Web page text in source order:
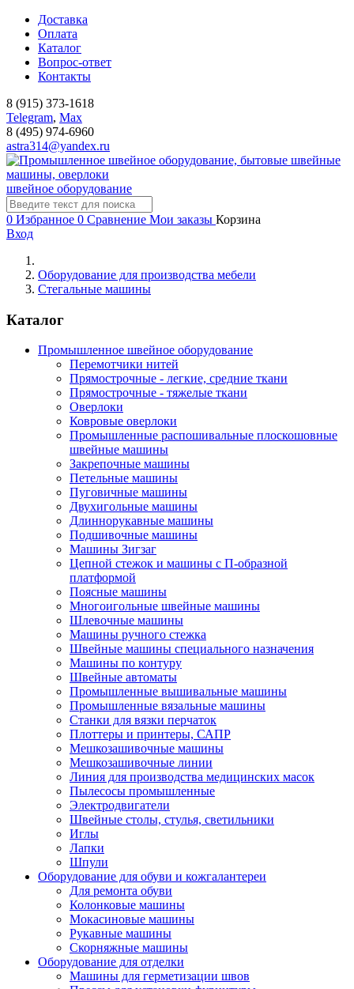
Доставка
Оплата
Каталог
Вопрос-ответ
Контакты
8 (915) 373-1618
Telegram, Мах
8 (495) 974-6960
astra314@yandex.ru
швейное оборудование
0 Избранное 0 Сравнение Мои заказы Корзина
Вход
Оборудование для производства мебели
Стегальные машины
Каталог
Промышленное швейное оборудование
Перемотчики нитей
Прямострочные - легкие, средние ткани
Прямострочные - тяжелые ткани
Оверлоки
Ковровые оверлоки
Промышленные распошивальные плоскошовные
швейные машины
Закрепочные машины
Петельные машины
Пуговичные машины
Двухигольные машины
Длиннорукавные машины
Подшивочные машины
Машины Зигзаг
Цепной стежок и машины с П-образной
платформой
Поясные машины
Многоигольные швейные машины
Шлевочные машины
Машины ручного стежка
Швейные машины специального назначения
Машины по контуру
Швейные автоматы
Промышленные вышивальные машины
Промышленные вязальные машины
Станки для вязки перчаток
Плоттеры и принтеры, САПР
Мешкозашивочные машины
Мешкозашивочные линии
Линия для производства медицинских масок
Пылесосы промышленные
Электродвигатели
Швейные столы, стулья, светильники
Иглы
Лапки
Шпули
Оборудование для обуви и кожгалантереи
Для ремонта обуви
Колонковые машины
Мокасиновые машины
Рукавные машины
Скорняжные машины
Оборудование для отделки
Машины для герметизации швов